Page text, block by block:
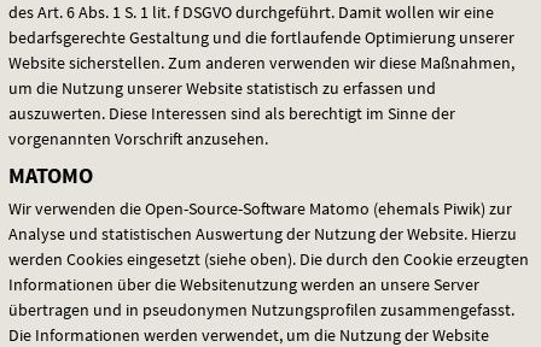
des Art. 6 Abs. 1 S. 1 lit. fDSGVOdurchgeführt. Damit wollen wir eine
bedarfsgerechte Gestaltung und die fortlaufende Optimierung unserer
Website sicherstellen. Zum anderen verwenden wir diese Maßnahmen,
um die Nutzung unserer Website statistisch zu erfassen und
auszuwerten. Diese Interessen sind als berechtigt im Sinne der
vorgenannten Vorschrift anzusehen.
MATOMO
Wir verwenden die Open-Source-Software Matomo (ehemals Piwik) zur
Analyse und statistischen Auswertung der Nutzung der Website. Hierzu
werden Cookies eingesetzt (siehe oben). Die durch den Cookie erzeugten
Informationen über die Websitenutzung werden an unsere Server
übertragen und in pseudonymen Nutzungsprofilen zusammengefasst.
Die Informationen werden verwendet, um die Nutzung der Website